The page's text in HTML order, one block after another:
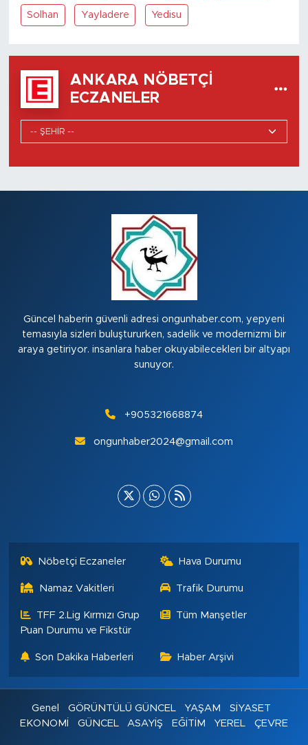
Solhan Yayladere Yedisu
ANKARA NÖBETÇI
ECZANELER
Güncel haberin güvenli adresi ongunhaber.com, yepyeni
temasıyla sizleri buluştururken, sadelik ve modernizmi bir
araya getiriyor. insanlara haber okuyabilecekleri bir altyapı
sunuyor.
+905321668874
ongunhaber2024@gmail.com
Nöbetçi Eczaneler Hava Durumu
Namaz Vakitleri Trafik Durumu
TFF 2.Lig Kırmızı Grup
Puan Durumu ve Fikstür
Tüm Manşetler
Son Dakika Haberleri Haber Arşivi
Genel GÖRÜNTÜLÜ GÜNCEL YAŞAM
SİYASET
EKONOMİ
GÜNCEL ASAYİŞ EĞİTİM YEREL ÇEVRE